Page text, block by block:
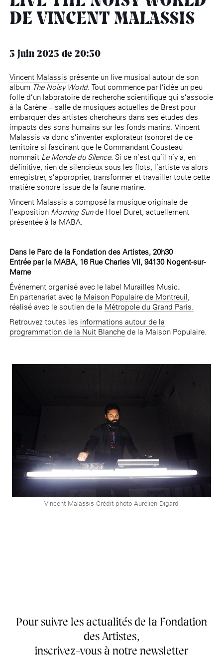
DE VINCENT MALASSIS
3 juin 2023de 20:30
Vincent Malassis présente un live musical autour de son
album The Noisy World. Tout commence par l’idée un peu
folle d’un laboratoire de recherche scientifique qui s’associe
à la Carène – salle de musiques actuelles de Brest pour
embarquer des artistes-chercheurs dans ses études des
impacts des sons humains sur les fonds marins. Vincent
Malassis va donc s’inventer explorateur (sonore) de ce
territoire si fascinant que le Commandant Cousteau
nommait Le Monde du Silence. Si ce n’est qu’il n’y a, en
définitive, rien de silencieux sous les flots, l’artiste va alors
enregistrer, s’approprier, transformer et travailler toute cette
matière sonore issue de la faune marine.
Vincent Malassis a composé la musique originale de
l’exposition Morning Sun de Hoël Duret, actuellement
présentée à la MABA.
Dans le Parc de la Fondation des Artistes, 20h30
Entrée par la MABA, 16 Rue Charles VII, 94130 Nogent-sur-
Marne
Événement organisé avec le label Murailles Music.
En partenariat avec la Maison Populaire de Montreuil,
réalisé avec le soutien de la Métropole du Grand Paris.
Retrouvez toutes les informations autour de la
programmation de la Nuit Blanche de la Maison Populaire.
Vincent Malassis Crédit photo Aurélien Digard
Pour suivre les actualités de la Fondation
des Artistes,
inscrivez-vous à notre newsletter
âge, à laMaison nationale
des artistes(EHPAD) Accueil
Fondation
Rotonde Balzac de l’Hôtel
Salomon de Rothschild
Jardin public de l’Hôtel